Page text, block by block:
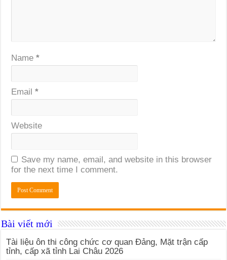
Name*
Email*
Website
Save my name, email, and website in this browser
for the next time I comment.
Bài viết mới
Tài liệu ôn thi công chức cơ quan Đảng, Mặt trận cấp
tỉnh, cấp xã tỉnh Lai Châu 2026